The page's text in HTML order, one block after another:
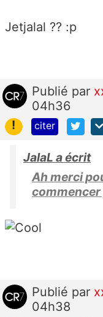
Jetjalal ?? :p
Publié par
04h36
!
citer
JalaL a écrit
Ah merci
Publié par
04h38